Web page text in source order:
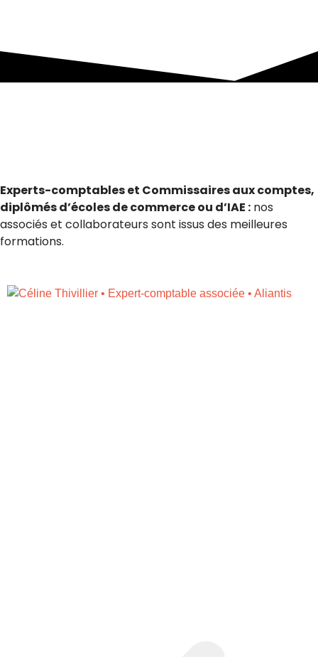
Experts-comptables et Commissaires aux comptes,
diplômés d’écoles de commerce ou d’IAE : nos
associés et collaborateurs sont issus des meilleures
formations.